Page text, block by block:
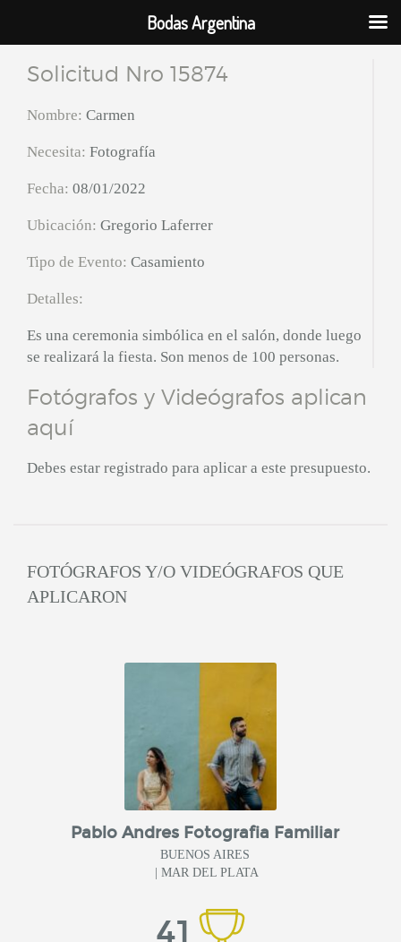
Solicitud Nro 15874
Nombre: Carmen
Necesita: Fotografía
Fecha: 08/01/2022
Ubicación: Gregorio Laferrer
Tipo de Evento: Casamiento
Detalles:
Es una ceremonia simbólica en el salón, donde luego
se realizará la fiesta. Son menos de 100 personas.
Fotógrafos y Videógrafos aplican
aquí
Debes estar registrado para aplicar a este presupuesto.
FOTÓGRAFOS Y/O VIDEÓGRAFOS QUE
APLICARON
Pablo Andres Fotografia Familiar
BUENOS AIRES
| MAR DEL PLATA
Bodas Argentina